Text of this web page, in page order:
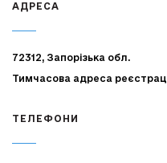
АДРЕСА
72312, Запорізька обл.
Тимчасова адреса
ТЕЛЕФОНИ